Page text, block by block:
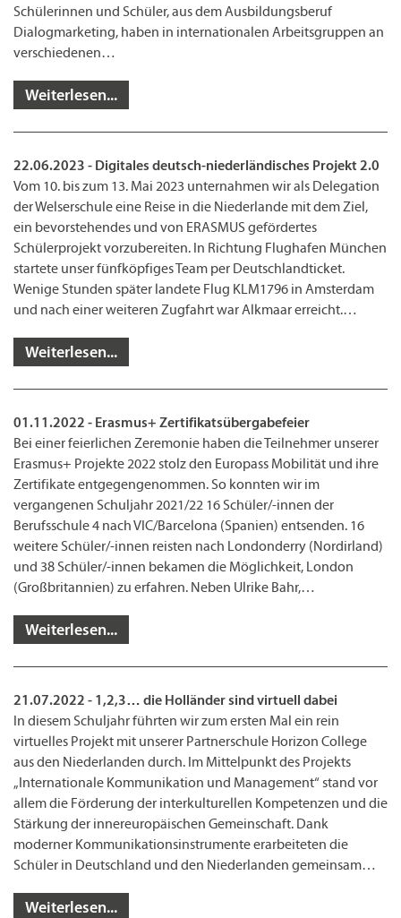
Schülerinnen und Schüler, aus dem Ausbildungsberuf
Dialogmarketing, haben in internationalen Arbeitsgruppen an
verschiedenen…
Weiterlesen...
22.06.2023 - Digitales deutsch-niederländisches Projekt 2.0
Vom 10. bis zum 13. Mai 2023 unternahmen wir als Delegation
der Welserschule eine Reise in die Niederlande mit dem Ziel,
ein bevorstehendes und von ERASMUS gefördertes
Schülerprojekt vorzubereiten. In Richtung Flughafen München
startete unser fünfköpfiges Team per Deutschlandticket.
Wenige Stunden später landete Flug KLM1796 in Amsterdam
und nach einer weiteren Zugfahrt war Alkmaar erreicht.…
Weiterlesen...
01.11.2022 - Erasmus+ Zertifikatsübergabefeier
Bei einer feierlichen Zeremonie haben die Teilnehmer unserer
Erasmus+ Projekte 2022 stolz den Europass Mobilität und ihre
Zertifikate entgegengenommen. So konnten wir im
vergangenen Schuljahr 2021/22 16 Schüler/-innen der
Berufsschule 4 nach VIC/Barcelona (Spanien) entsenden. 16
weitere Schüler/-innen reisten nach Londonderry (Nordirland)
und 38 Schüler/-innen bekamen die Möglichkeit, London
(Großbritannien) zu erfahren. Neben Ulrike Bahr,…
Weiterlesen...
21.07.2022 - 1,2,3… die Holländer sind virtuell dabei
In diesem Schuljahr führten wir zum ersten Mal ein rein
virtuelles Projekt mit unserer Partnerschule Horizon College
aus den Niederlanden durch. Im Mittelpunkt des Projekts
„Internationale Kommunikation und Management“ stand vor
allem die Förderung der interkulturellen Kompetenzen und die
Stärkung der innereuropäischen Gemeinschaft. Dank
moderner Kommunikationsinstrumente erarbeiteten die
Schüler in Deutschland und den Niederlanden gemeinsam…
Weiterlesen...